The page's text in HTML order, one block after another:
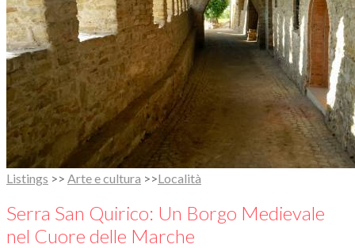
Listings >> Arte e cultura >>Località
Serra San Quirico: Un Borgo Medievale
nel Cuore delle Marche